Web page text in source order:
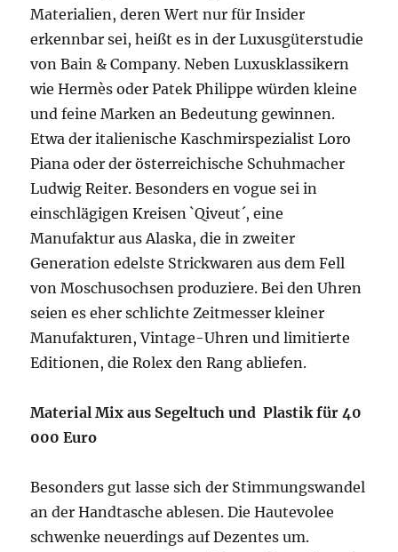
Materialien, deren Wert nur für Insider
erkennbar sei, heißt es in der Luxusgüterstudie
von Bain & Company. Neben Luxusklassikern
wie Hermès oder Patek Philippe würden kleine
und feine Marken an Bedeutung gewinnen.
Etwa der italienische Kaschmirspezialist Loro
Piana oder der österreichische Schuhmacher
Ludwig Reiter. Besonders en vogue sei in
einschlägigen Kreisen `Qiveut´, eine
Manufaktur aus Alaska, die in zweiter
Generation edelste Strickwaren aus dem Fell
von Moschusochsen produziere. Bei den Uhren
seien es eher schlichte Zeitmesser kleiner
Manufakturen, Vintage-Uhren und limitierte
Editionen, die Rolex den Rang abliefen.
Material Mix aus Segeltuch und Plastik für 40
000 Euro
Besonders gut lasse sich der Stimmungswandel
an der Handtasche ablesen. Die Hautevolee
schwenke neuerdings auf Dezentes um.